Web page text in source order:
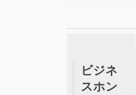
ビジネ
スホン